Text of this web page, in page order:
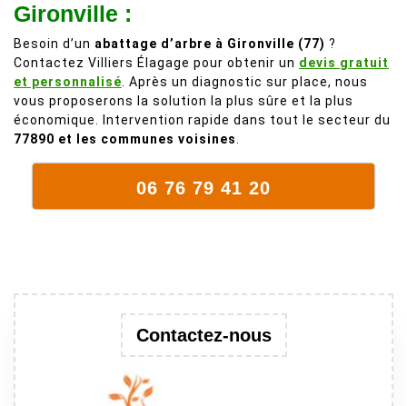
plein de bois
mort. C'est
délicat parce
que c'est un
donc
dangereuse.
Gironville :
Besoin d’un abattage d’arbre à Gironville (77) ?
Contactez Villiers Élagage pour obtenir un devis gratuit
et personnalisé . Après un diagnostic sur place, nous
vous proposerons la solution la plus sûre et la plus
économique. Intervention rapide dans tout le secteur du
77890 et les communes voisines
06 76 79 41 20
Contactez-nous